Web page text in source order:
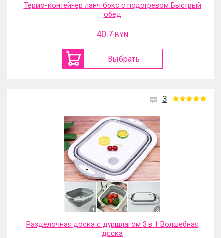
Термо-контейнер ланч бокс с подогревом Быстрый
обед
40.7 BYN
Выбрать
3
Разделочная доска с дуршлагом 3 в 1 Волшебная
доска